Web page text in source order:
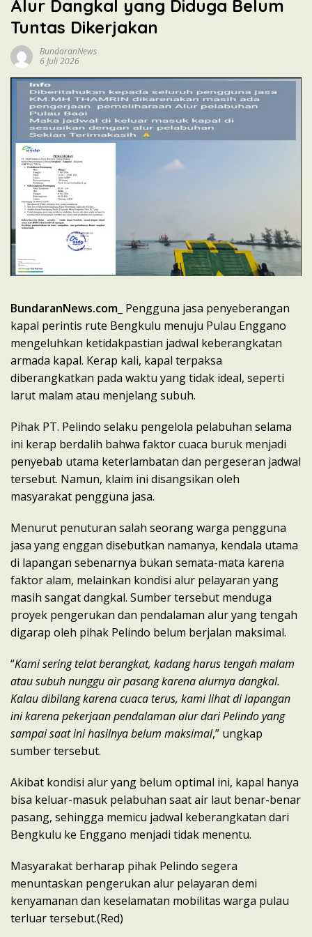
Alur Dangkal yang Diduga Belum
Tuntas Dikerjakan
BundaranNews
6 Juli 2026
BundaranNews.com _ Pengguna jasa penyeberangan
kapal perintis rute Bengkulu menuju Pulau Enggano
mengeluhkan ketidakpastian jadwal keberangkatan
armada kapal. Kerap kali, kapal terpaksa
diberangkatkan pada waktu yang tidak ideal, seperti
larut malam atau menjelang subuh.
Pihak PT. Pelindo selaku pengelola pelabuhan selama
ini kerap berdalih bahwa faktor cuaca buruk menjadi
penyebab utama keterlambatan dan pergeseran jadwal
tersebut. Namun, klaim ini disangsikan oleh
masyarakat pengguna jasa.
Menurut penuturan salah seorang warga pengguna
jasa yang enggan disebutkan namanya, kendala utama
di lapangan sebenarnya bukan semata-mata karena
faktor alam, melainkan kondisi alur pelayaran yang
masih sangat dangkal. Sumber tersebut menduga
proyek pengerukan dan pendalaman alur yang tengah
digarap oleh pihak Pelindo belum berjalan maksimal.
“Kami sering telat berangkat, kadang harus tengah malam
atau subuh nunggu air pasang karena alurnya dangkal.
Kalau dibilang karena cuaca terus, kami lihat di lapangan
ini karena pekerjaan pendalaman alur dari Pelindo yang
sampai saat ini hasilnya belum maksimal,” ungkap
sumber tersebut.
Akibat kondisi alur yang belum optimal ini, kapal hanya
bisa keluar-masuk pelabuhan saat air laut benar-benar
pasang, sehingga memicu jadwal keberangkatan dari
Bengkulu ke Enggano menjadi tidak menentu.
Masyarakat berharap pihak Pelindo segera
menuntaskan pengerukan alur pelayaran demi
kenyamanan dan keselamatan mobilitas warga pulau
terluar tersebut.(Red)